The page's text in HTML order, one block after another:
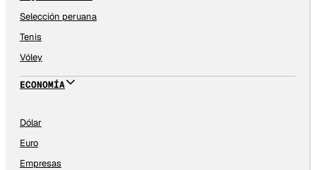
Selección peruana
Tenis
Vóley
ECONOMÍA
Dólar
Euro
Empresas